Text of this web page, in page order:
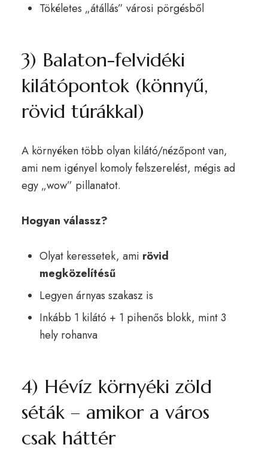
Tökéletes „átállás” városi pörgésből
3) Balaton-felvidéki
kilátópontok (könnyű,
rövid túrákkal)
A környéken több olyan kilátó/nézőpont van,
ami nem igényel komoly felszerelést, mégis ad
egy „wow” pillanatot.
Hogyan válassz?
Olyat keressetek, ami rövid
megközelítésű
Legyen árnyas szakasz is
Inkább 1 kilátó + 1 pihenős blokk, mint 3
hely rohanva
4) Hévíz környéki zöld
séták – amikor a város
csak háttér